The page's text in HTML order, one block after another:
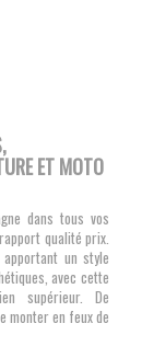
ET MOTO
dans tous vos
qualité prix.
un style
avec cette
supérieur. De
monter en feux de